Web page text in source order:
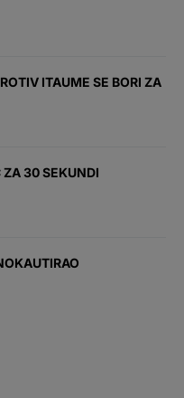
ITAUME SE BORI ZA
ZA 30 SEKUNDI